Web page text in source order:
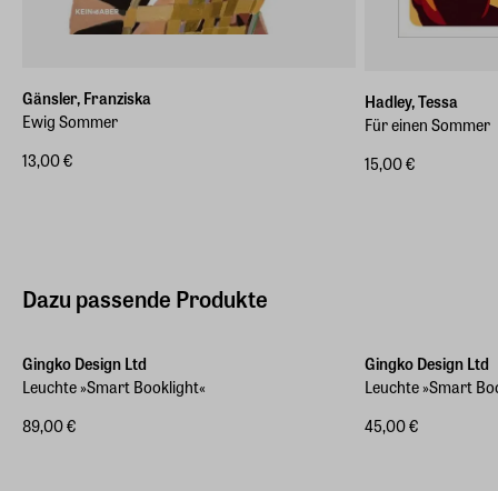
Gänsler, Franziska
Ewig Sommer
13,00 €
Hadley, Tessa
Für einen Sommer
15,00 €
Dazu passende Produkte
Gingko Design Ltd
Leuchte »Smart Booklight«
89,00 €
Gingko Design Ltd
Leuchte »Smart
45,00 €